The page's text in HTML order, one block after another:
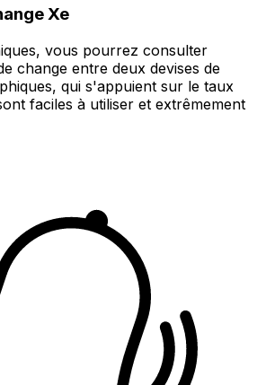
Xe
vous pourrez consulter
change entre deux devises de
qui s'appuient sur le taux
faciles à utiliser et extrêmement